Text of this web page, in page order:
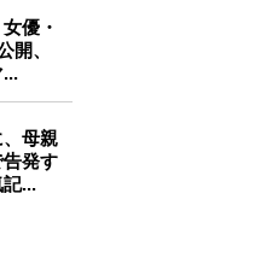
優・
開、
...
母親
発す
...